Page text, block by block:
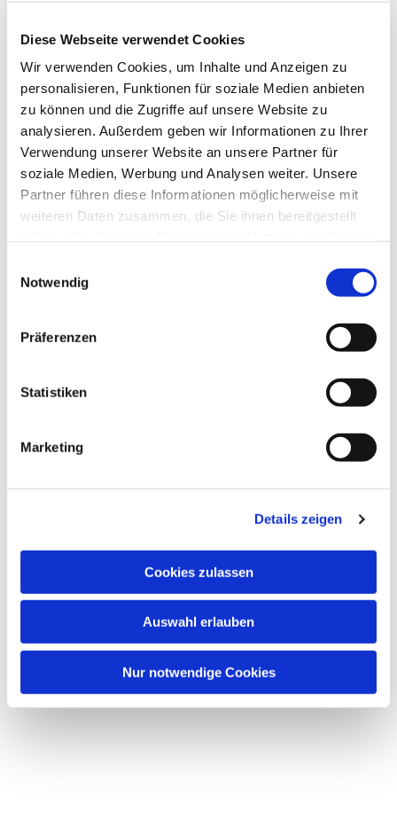
Diese Webseite verwendet Cookies
Wir verwenden Cookies, um Inhalte und Anzeigen zu
personalisieren, Funktionen für soziale Medien anbieten
zu können und die Zugriffe auf unsere Website zu
analysieren. Außerdem geben wir Informationen zu Ihrer
Verwendung unserer Website an unsere Partner für
soziale Medien, Werbung und Analysen weiter. Unsere
Partner führen diese Informationen möglicherweise mit
weiteren Daten zusammen, die Sie ihnen bereitgestellt
Notwendig
Präferenzen
Statistiken
Marketing
Details zeigen
Cookies zulassen
Auswahl erlauben
Nur notwendige Cookies
Wir freuen uns auf Sie!
interessieren